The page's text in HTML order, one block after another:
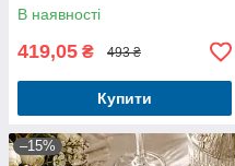
В наявності
419,05 ₴ 493 ₴
Купити
–15%